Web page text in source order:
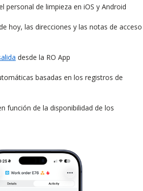
personal de limpieza en iOS y Android
hoy, las direcciones y las notas de acceso
desde la RO App
basadas en los registros de
función de la disponibilidad de los